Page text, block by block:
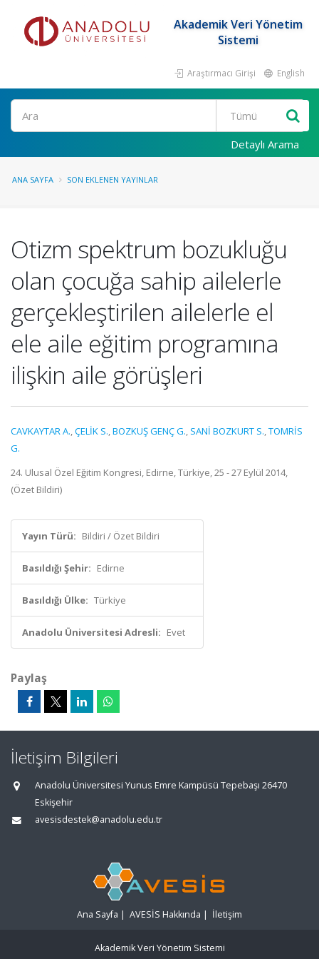
Akademik Veri Yönetim
Sistemi
Araştırmacı Girişi English
Ara
Detaylı Arama
ANA SAYFA SON EKLENEN YAYINLAR
Otizm spektrum bozukluğu
olan çocuğa sahip ailelerle
gerçekleştirilen ailelerle el
ele aile eğitim programına
ilişkin aile görüşleri
CAVKAYTAR A.,ÇELİK S.,BOZKUŞ GENÇ G., SANİ BOZKURT S.,TOMRİS
G.
24. Ulusal Özel Eğitim Kongresi, Edirne, Türkiye, 25 - 27 Eylül 2014,
(Özet Bildiri)
Yayın Türü: Bildiri / Özet Bildiri
Basıldığı Şehir: Edirne
Basıldığı Ülke: Türkiye
Anadolu Üniversitesi Adresli: Evet
Paylaş
İletişim Bilgileri
Anadolu Üniversitesi Yunus Emre Kampüsü Tepebaşı 26470
Eskişehir
avesisdestek@anadolu.edu.tr
Ana Sayfa | AVESİS Hakkında | İletişim
Akademik Veri Yönetim Sistemi